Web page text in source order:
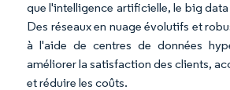
que l'intelligence artificielle, le big
Des réseaux en nuage évolutifs et
à l'aide de centres de données
améliorer la satisfaction des clients,
et réduire les coûts.